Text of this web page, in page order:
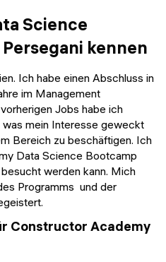
Science
kennen
Ich habe einen Abschluss in
im Management
Jobs habe ich
was mein Interesse geweckt
Bereich zu beschäftigen. Ich
Data Science Bootcamp
werden kann. Mich
Programms und der
Constructor Academy